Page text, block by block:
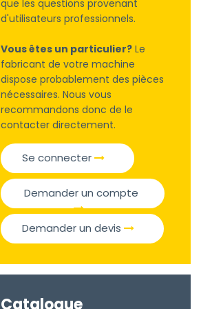
que les questions provenant
d'utilisateurs professionnels.
Vous êtes un particulier? Le
fabricant de votre machine
dispose probablement des pièces
nécessaires. Nous vous
recommandons donc de le
contacter directement.
Se connecter
Demander un compte
Demander un devis
Catalogue